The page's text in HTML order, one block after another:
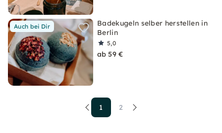
Auch bei Dir
Badekugeln selber herstellen in
Berlin
5,0
ab 59 €
1 2